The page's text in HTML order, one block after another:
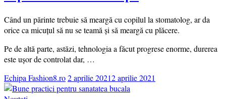
Când un părinte trebuie să meargă cu copilul la stomatolog, ar da
orice ca micuțul să nu se teamă și să meargă cu plăcere.
Pe de altă parte, astăzi, tehnologia a făcut progrese enorme, durerea
este ușor de controlat dar, …
Echipa Fashion8.ro2 aprilie 20212 aprilie 2021